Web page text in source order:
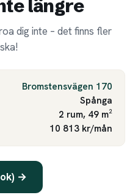
längre
dig inte – det finns fler
Bromstensvägen 170
Spånga
2 rum, 49 m²
10 813 kr/mån
→